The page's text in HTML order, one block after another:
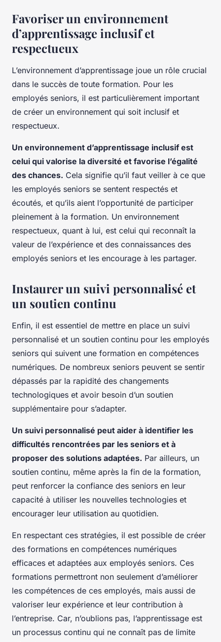
Favoriser un environnement
d’apprentissage inclusif et
respectueux
L’environnement d’apprentissage joue un rôle crucial
dans le succès de toute formation. Pour les
employés seniors, il est particulièrement important
de créer un environnement qui soit inclusif et
respectueux.
Un environnement d’apprentissage inclusif est
celui qui valorise la diversité et favorise l’égalité
des chances. Cela signifie qu’il faut veiller à ce que
les employés seniors se sentent respectés et
écoutés, et qu’ils aient l’opportunité de participer
pleinement à la formation. Un environnement
respectueux, quant à lui, est celui qui reconnaît la
valeur de l’expérience et des connaissances des
employés seniors et les encourage à les partager.
Instaurer un suivi personnalisé et
un soutien continu
Enfin, il est essentiel de mettre en place un suivi
personnalisé et un soutien continu pour les employés
seniors qui suivent une formation en compétences
numériques. De nombreux seniors peuvent se sentir
dépassés par la rapidité des changements
technologiques et avoir besoin d’un soutien
supplémentaire pour s’adapter.
Un suivi personnalisé peut aider à identifier les
difficultés rencontrées par les seniors et à
proposer des solutions adaptées. Par ailleurs, un
soutien continu, même après la fin de la formation,
peut renforcer la confiance des seniors en leur
capacité à utiliser les nouvelles technologies et
encourager leur utilisation au quotidien.
En respectant ces stratégies, il est possible de créer
des formations en compétences numériques
efficaces et adaptées aux employés seniors. Ces
formations permettront non seulement d’améliorer
les compétences de ces employés, mais aussi de
valoriser leur expérience et leur contribution à
l’entreprise. Car, n’oublions pas, l’apprentissage est
un processus continu qui ne connaît pas de limite